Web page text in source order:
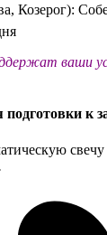
Козерог):
ваши
подготовки к